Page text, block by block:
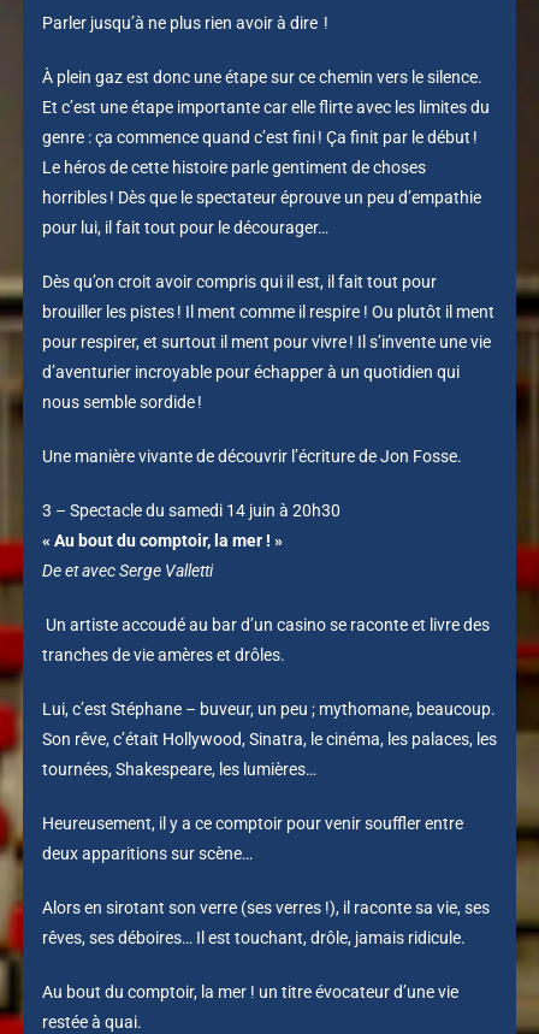
Parler jusqu’à ne plus rien avoir à dire !
À plein gaz est donc une étape sur ce chemin vers le silence.
Et c’est une étape importante car elle flirte avec les limites du
genre : ça commence quand c’est fini ! Ça finit par le début !
Le héros de cette histoire parle gentiment de choses
horribles ! Dès que le spectateur éprouve un peu d’empathie
pour lui, il fait tout pour le décourager…
Dès qu’on croit avoir compris qui il est, il fait tout pour
brouiller les pistes ! Il ment comme il respire ! Ou plutôt il ment
pour respirer, et surtout il ment pour vivre ! Il s’invente une vie
d’aventurier incroyable pour échapper à un quotidien qui
nous semble sordide !
Une manière vivante de découvrir l’écriture de Jon Fosse.
3 – Spectacle du samedi 14 juin à 20h30
« Au bout du comptoir, la mer ! »
De et avec Serge Valletti
Un artiste accoudé au bar d’un casino se raconte et livre des
tranches de vie amères et drôles.
Lui, c’est Stéphane – buveur, un peu ; mythomane, beaucoup.
Son rêve, c’était Hollywood, Sinatra, le cinéma, les palaces, les
tournées, Shakespeare, les lumières…
Heureusement, il y a ce comptoir pour venir souffler entre
deux apparitions sur scène…
Alors en sirotant son verre (ses verres !), il raconte sa vie, ses
rêves, ses déboires… Il est touchant, drôle, jamais ridicule.
Au bout du comptoir, la mer ! un titre évocateur d’une vie
restée à quai.